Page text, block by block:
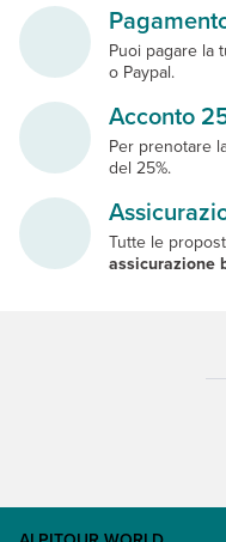
Puoi pagare la
o Paypal.
Acconto
Per prenotare
del 25%.
Tutte le
assicurazione